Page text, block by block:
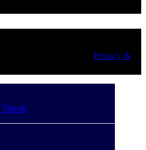
Privacy &
Tiktok